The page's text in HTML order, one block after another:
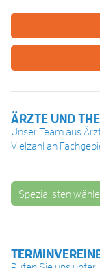
ÄRZTE UND
Unser Team aus
Vielzahl an
Spezialisten